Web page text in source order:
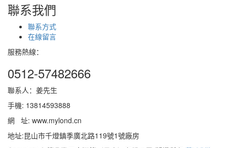
聯系我們
聯系方式
在線留言
服務熱線：
0512-57482666
聯系人：姜先生
手機: 13814593888
網 址: www.mylond.cn
地址:昆山市千燈鎮季廣北路119號1號廠房